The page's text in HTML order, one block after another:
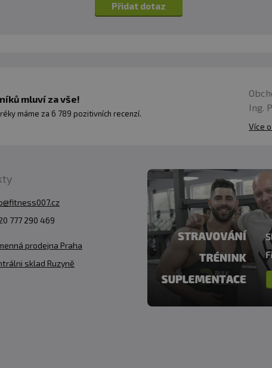
Přidat dotaz
mluví za vše!
máme za 6 789 pozitivních recenzí.
Ing.
Více
777 290 469
prodejna Praha
sklad Ruzyně